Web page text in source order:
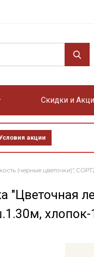
Скидки и
акции
(черные цветочки)",
"Цветочная
хлопок-